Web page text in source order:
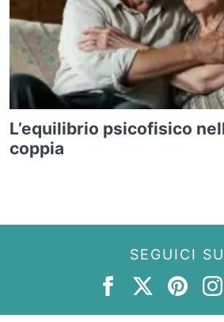
L’equilibrio psicofisico
coppia
SEGUICI SU